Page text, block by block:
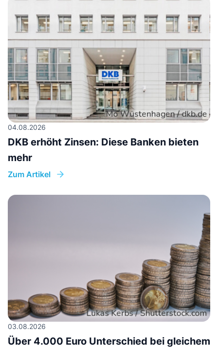
04.08.2026
DKB erhöht Zinsen: Diese Banken bieten
mehr
Zum Artikel
03.08.2026
Über 4.000 Euro Unterschied bei gleichem